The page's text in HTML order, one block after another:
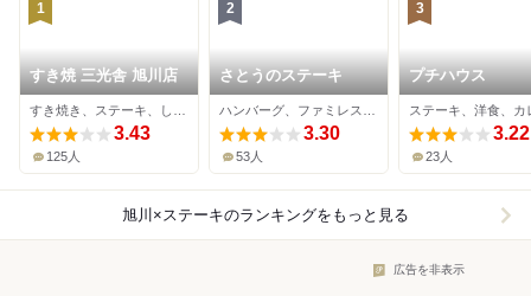
1
すき焼 三光舎 旭川店
3.43
125人
2
さとうのステーキ
3.30
53人
3
プチハウス
ステーキ、洋食、カ
3.22
23人
旭川×ステーキのランキングをもっと見る
広告を非表示